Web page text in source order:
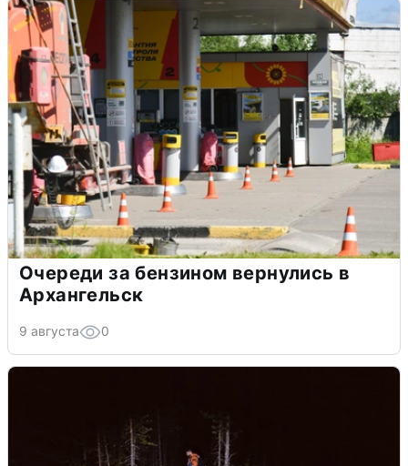
Очереди за бензином вернулись в
Архангельск
9 августа 0